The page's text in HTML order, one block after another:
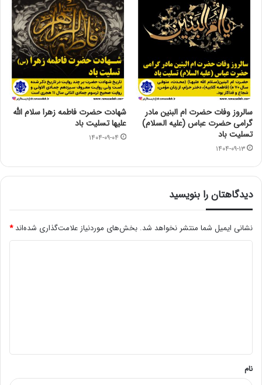
سالروز وفات حضرت ام البنین مادر
گرامی حضرت عباس (علیه السلام)
تسلیت باد
۱۴۰۴-۰۹-۱۳
شهادت حضرت فاطمه زهرا سلام الله
علیها تسلیت باد
۱۴۰۴-۰۹-۰۴
دیدگاهتان را بنویسید
نشانی ایمیل شما منتشر نخواهد شد. بخش‌های موردنیاز علامت‌گذاری شده‌اند*
*
نام